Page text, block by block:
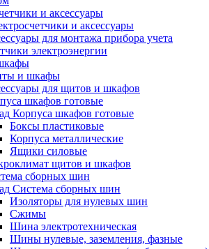
и аксессуары
и аксессуары
для монтажа прибора учета
электроэнергии
и шкафы
для щитов и шкафов
шкафов готовые
Корпуса шкафов готовые
Боксы пластиковые
Корпуса металлические
Ящики силовые
щитов и шкафов
сборных шин
Система сборных шин
Изоляторы для нулевых шин
Сжимы
Шина электротехническая
Шины нулевые, заземления, фазные